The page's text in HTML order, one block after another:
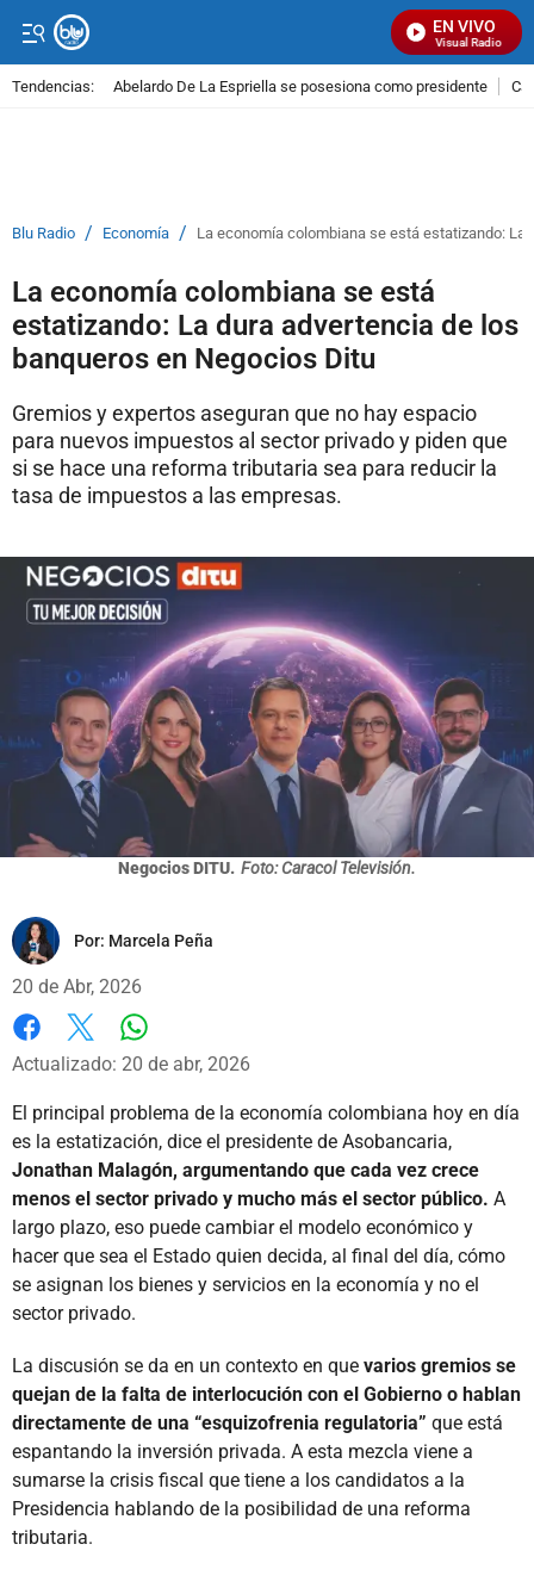
EN VIVO
Señal Visual Radio
Tendencias: Abelardo De La Espriella se posesiona como presidente
Blu Radio / Economía / La economía colombiana se está estatizando:
La economía colombiana se está
estatizando: La dura advertencia de los
banqueros en Negocios Ditu
Gremios y expertos aseguran que no hay espacio
para nuevos impuestos al sector privado y piden que
si se hace una reforma tributaria sea para reducir la
tasa de impuestos a las empresas.
Negocios DITU. Foto: Caracol Televisión.
Por: Marcela Peña
20 de Abr, 2026
Facebook
X
Actualizado: 20 de abr, 2026
El principal problema de la economía colombiana hoy en día
es la estatización, dice el presidente de Asobancaria,
Jonathan Malagón, argumentando que cada vez crece
menos el sector privado y mucho más el sector público. A
largo plazo, eso puede cambiar el modelo económico y
hacer que sea el Estado quien decida, al final del día, cómo
se asignan los bienes y servicios en la economía y no el
sector privado.
La discusión se da en un contexto en que varios gremios se
quejan de la falta de interlocución con el Gobierno o hablan
directamente de una “esquizofrenia regulatoria” que está
espantando la inversión privada. A esta mezcla viene a
sumarse la crisis fiscal que tiene a los candidatos a la
Presidencia hablando de la posibilidad de una reforma
tributaria.